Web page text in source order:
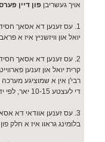
אויך געשריבן פון דיין
1. עס זענען דא אסאך
יואל און וויזשניץ איז א
2. עס זענען דא אסאך
קרית יואל און זענען
רבי'ן אין א שמוציגע מערכה
די לעצטע 10-15 יאר, לפי ידיעתי איז דאס רוב חסידי מהר"א אין בלומינג גראוו.
3. עס זענען אוודאי דא
בלומינג גראוו איז א חלק